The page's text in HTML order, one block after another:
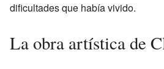
dificultades que había vivido.
La obra artística de